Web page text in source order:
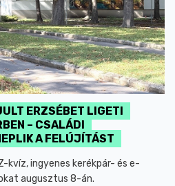
ERZSÉBET LIGETI
– CSALÁDI
A FELÚJÍTÁST
kvíz, ingyenes kerékpár- és e-
augusztus 8-án.